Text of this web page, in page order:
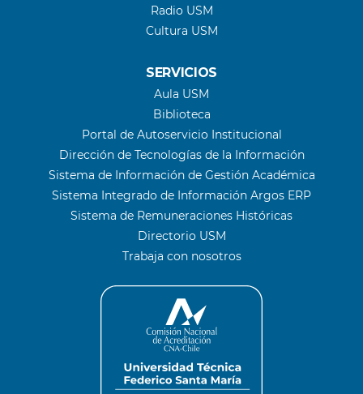
Radio USM
Cultura USM
SERVICIOS
Aula USM
Biblioteca
Portal de Autoservicio Institucional
Dirección de Tecnologías de la Información
Sistema de Información de Gestión Académica
Sistema Integrado de Información Argos ERP
Sistema de Remuneraciones Históricas
Directorio USM
Trabaja con nosotros